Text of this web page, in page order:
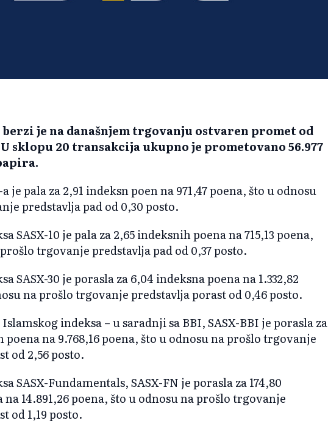
berzi je na današnjem trgovanju ostvaren promet od
U sklopu 20 transakcija ukupno je prometovano 56.977
je pala za 2,91 indeksn poen na 971,47 poena, što u odnosu
predstavlja pad od 0,30 posto.
SASX-10 je pala za 2,65 indeksnih poena na 715,13 poena,
trgovanje predstavlja pad od 0,37 posto.
SASX-30 je porasla za 6,04 indeksna poena na 1.332,82
na prošlo trgovanje predstavlja porast od 0,46 posto.
indeksa – u saradnji sa BBI, SASX-BBI je porasla za
poena na 9.768,16 poena, što u odnosu na prošlo trgovanje
od 2,56 posto.
SASX-Fundamentals, SASX-FN je porasla za 174,80
14.891,26 poena, što u odnosu na prošlo trgovanje
od 1,19 posto.